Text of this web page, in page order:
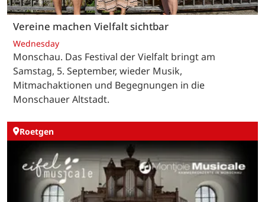
Vereine machen Vielfalt sichtbar
Wednesday
Monschau. Das Festival der Vielfalt bringt am
Samstag, 5. September, wieder Musik,
Mitmachaktionen und Begegnungen in die
Monschauer Altstadt.
Roetgen